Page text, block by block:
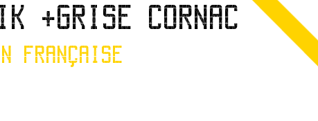
+GRISE CORNAC
FRANÇAISE